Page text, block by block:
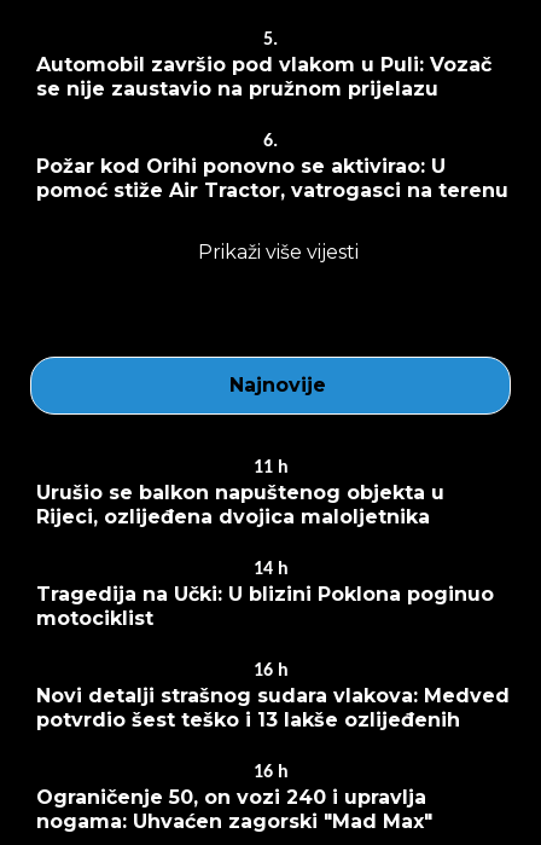
5.
Automobil završio pod vlakom u Puli: Vozač
se nije zaustavio na pružnom prijelazu
6.
Požar kod Orihi ponovno se aktivirao: U
pomoć stiže Air Tractor, vatrogasci na terenu
Prikaži više vijesti
Najnovije
11 h
Urušio se balkon napuštenog objekta u
Rijeci, ozlijeđena dvojica maloljetnika
14 h
Tragedija na Učki: U blizini Poklona poginuo
motociklist
16 h
Novi detalji strašnog sudara vlakova: Medved
potvrdio šest teško i 13 lakše ozlijeđenih
16 h
Ograničenje 50, on vozi 240 i upravlja
nogama: Uhvaćen zagorski "Mad Max"